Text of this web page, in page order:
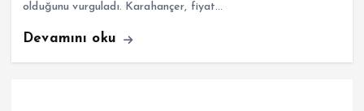
olduğunu vurguladı. Karahançer, fiyat…
Devamını oku